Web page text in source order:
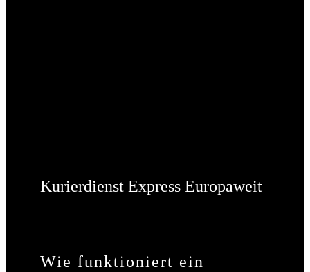
Kurierdienst Express Europaweit
Wie funktioniert ein